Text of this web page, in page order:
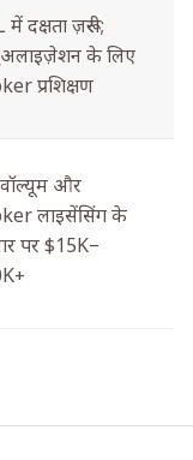
में दक्षता ज़रूरी;
के लिए
प्रशिक्षण
वॉल्यूम और
लाइसेंसिंग के
पर $15K–